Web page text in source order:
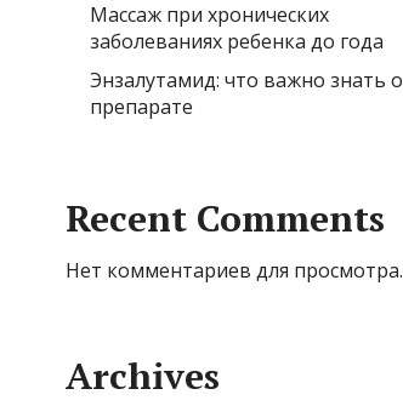
Массаж при хронических
заболеваниях ребенка до года
Энзалутамид: что важно знать о
препарате
Recent Comments
Нет комментариев для просмотра.
Archives